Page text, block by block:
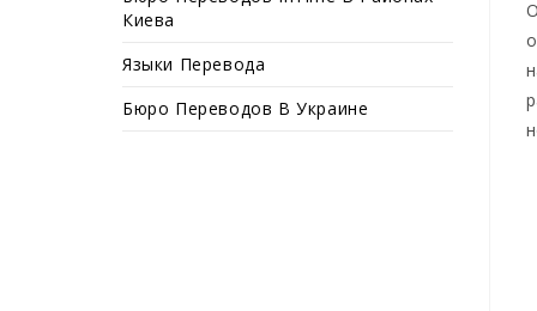
Киева
Языки Перевода
Бюро Переводов В Украине